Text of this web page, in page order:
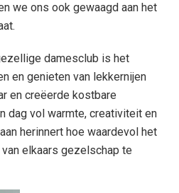
we ons ook gewaagd aan het
damesclub is het
en genieten van lekkernijen
en creëerde kostbare
dag vol warmte, creativiteit en
herinnert hoe waardevol het
elkaars gezelschap te